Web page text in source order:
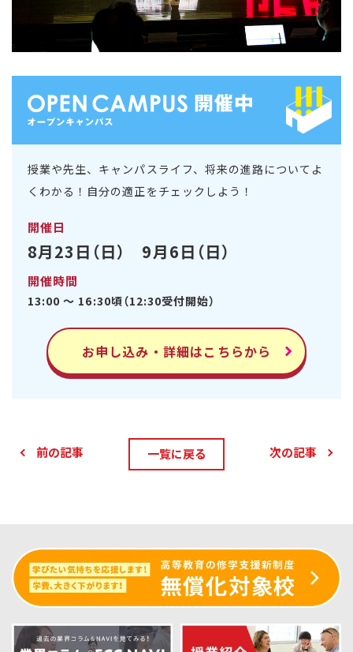
授業や先生、キャンパスライフ、将来の進路についてよ
くわかる！自分の適正をチェックしよう！
開催日
8月23日（日） 9月6日（日）
開催時間
13:00 ～ 16:30頃（12:30受付開始）
お申し込み・詳細はこちらから
前の記事 一覧に戻る 次の記事